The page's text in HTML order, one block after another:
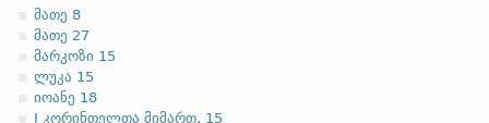
მათე 8
მათე 27
მარკოზი 15
ლუკა 15
იოანე 18
I კორინთელთა მიმართ, 15